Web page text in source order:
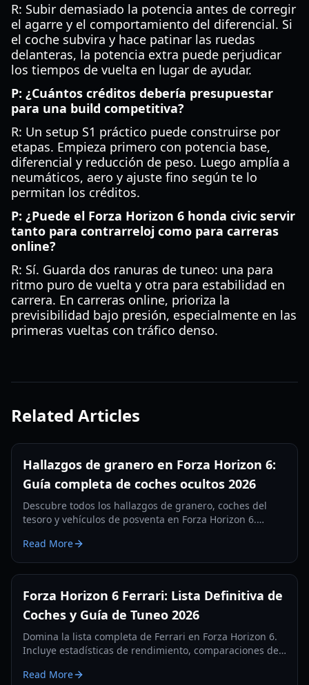
R: Subir demasiado la potencia antes de corregir
el agarre y el comportamiento del diferencial. Si
el coche subvira y hace patinar las ruedas
delanteras, la potencia extra puede perjudicar
los tiempos de vuelta en lugar de ayudar.
P: ¿Cuántos créditos debería presupuestar
para una build competitiva?
R: Un setup S1 práctico puede construirse por
etapas. Empieza primero con potencia base,
diferencial y reducción de peso. Luego amplía a
neumáticos, aero y ajuste fino según te lo
permitan los créditos.
P: ¿Puede el Forza Horizon 6 honda civic servir
tanto para contrarreloj como para carreras
online?
R: Sí. Guarda dos ranuras de tuneo: una para
ritmo puro de vuelta y otra para estabilidad en
carrera. En carreras online, prioriza la
previsibilidad bajo presión, especialmente en las
primeras vueltas con tráfico denso.
Related Articles
Hallazgos de granero en Forza Horizon 6:
Guía completa de coches ocultos 2026
Descubre todos los hallazgos de granero, coches del
tesoro y vehículos de posventa en Forza Horizon 6.
garaje oculto en 2026.
Read More
Forza Horizon 6 Ferrari: Lista Definitiva de
Coches y Guía de Tuneo 2026
Domina la lista completa de Ferrari en Forza Horizon 6.
Incluye estadísticas de rendimiento, comparaciones de
2026.
Read More